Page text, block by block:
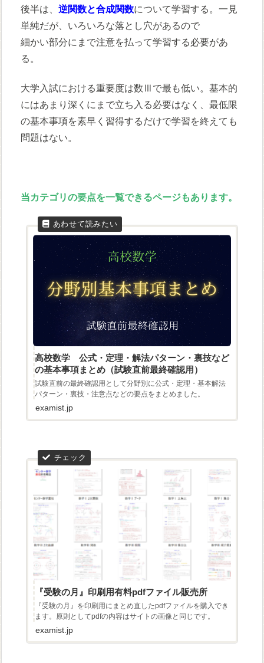
後半は、逆関数と合成関数について学習する。一見
単純だが、いろいろな落とし穴があるので
細かい部分にまで注意を払って学習する必要があ
る。
大学入試における重要度は数Ⅲで最も低い。基本的
にはあまり深くにまで立ち入る必要はなく、最低限
の基本事項を素早く習得するだけで学習を終えても
問題はない。
当カテゴリの要点を一覧できるページもあります。
高校数学 公式・定理・解法パターン・裏技など
の基本事項まとめ（試験直前最終確認用）
試験直前の最終確認用として分野別に公式・定理・基本解法
パターン・裏技・注意点などの要点をまとめました。
examist.jp
『受験の月』印刷用有料pdfファイル販売所
『受験の月』を印刷用にまとめ直したpdfファイルを購入でき
ます。原則としてpdfの内容はサイトの画像と同じです。
examist.jp